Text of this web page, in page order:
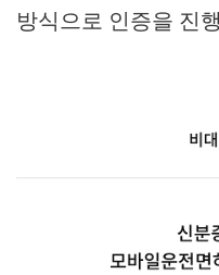
방식으로 인증을 진